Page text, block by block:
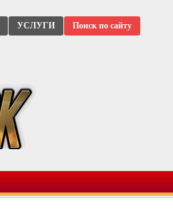
УСЛУГИ Поиск по сайту